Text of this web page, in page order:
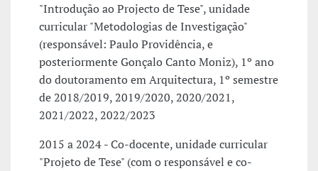
"Introdução ao Projecto de Tese", unidade
curricular "Metodologias de Investigação"
(responsável: Paulo Providência, e
posteriormente Gonçalo Canto Moniz), 1º ano
do doutoramento em Arquitectura, 1º semestre
de 2018/2019, 2019/2020, 2020/2021,
2021/2022, 2022/2023
2015 a 2024 - Co-docente, unidade curricular
"Projeto de Tese" (com o responsável e co-